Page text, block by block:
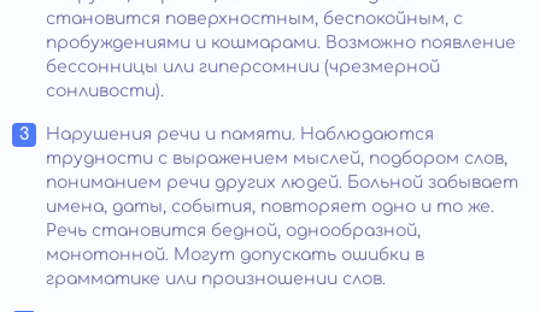
становится поверхностным, беспокойным, с
пробуждениями и кошмарами. Возможно появление
бессонницы или гиперсомнии (чрезмерной
сонливости).
Нарушения речи и памяти. Наблюдаются
трудности с выражением мыслей, подбором слов,
пониманием речи других людей. Больной забывает
имена, даты, события, повторяет одно и то же.
Речь становится бедной, однообразной,
монотонной. Могут допускать ошибки в
грамматике или произношении слов.